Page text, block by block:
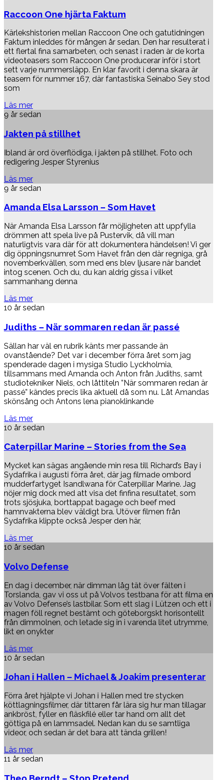
Raccoon One hjärta Faktum
Kärlekshistorien mellan Raccoon One och gatutidningen
Faktum inleddes för mången år sedan. Den har resulterat i
ett flertal fina samarbeten, och senast i raden är de korta
videoteasers som Raccoon One producerar inför i stort
sett varje nummersläpp. En klar favorit i denna skara är
teasern för nummer 167, där fantastiska Seinabo Sey stod
som
Läs mer
9 år sedan
Jakten på stillhet
Ibland är ord överflödiga, i jakten på stillhet. Foto och
redigering Jesper Styrenius
Läs mer
9 år sedan
Amanda Elsa Larsson – Som Havet
När Amanda Elsa Larsson får möjligheten att uppfylla
drömmen att spela live på Pustervik, då vill man
naturligtvis vara där för att dokumentera händelsen! Vi ger
dig öppningsnumret Som Havet från den där regniga, grå
novemberkvällen, som med ens blev ljusare när bandet
intog scenen. Och du, du kan aldrig gissa i vilket
sammanhang denna
Läs mer
10 år sedan
Judiths – När sommaren redan är passé
Sällan har väl en rubrik känts mer passande än
ovanstående? Det var i december förra året som jag
spenderade dagen i mysiga Studio Lyckholmia,
tillsammans med Amanda och Anton från Judiths, samt
studiotekniker Niels, och låttiteln ”När sommaren redan är
passé” kändes precis lika aktuell då som nu. Låt Amandas
skönsång och Antons lena pianoklinkande
Läs mer
10 år sedan
Caterpillar Marine – Stories from the Sea
Mycket kan sägas angående min resa till Richard’s Bay i
Sydafrika i augusti förra året, där jag filmade ombord
mudderfartyget Isandlwana för Caterpillar Marine. Jag
nöjer mig dock med att visa det finfina resultatet, som
trots sjösjuka, borttappat bagage och beef med
hamnvakterna blev väldigt bra. Utöver filmen från
Sydafrika klippte också Jesper den här,
Läs mer
10 år sedan
Volvo Defense
En dag i december, när dimman låg tät över fälten i
Torslanda, gav vi oss ut på Volvos testbana för att filma en
av Volvo Defense’s lastbilar. Som ett slag i Lützen och ett i
magen föll regnet bestämt och göteborgskt horisontellt
från dimmolnen, och letade sig in i varenda litet utrymme,
likt en onykter
Läs mer
10 år sedan
Johan i Hallen – Michael & Joakim presenterar
Förra året hjälpte vi Johan i Hallen med tre stycken
köttlagningsfilmer, där tittaren får lära sig hur man tillagar
ankbröst, fyller en fläskfilé eller tar hand om allt det
göttiga på en lammsadel. Nedan kan du se samtliga
videor, och sedan är det bara att tända grillen!
Läs mer
11 år sedan